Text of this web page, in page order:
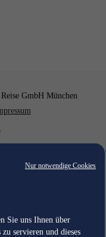
Nur notwendige Cookies
Sie uns Ihnen über
servieren und dieses
GmbH München